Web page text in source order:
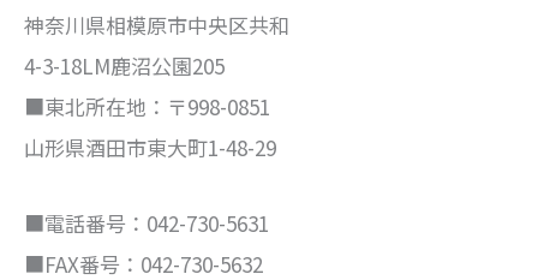
神奈川県相模原市中央区共和
4-3-18LM鹿沼公園205
■東北所在地：〒998-0851
山形県酒田市東大町1-48-29
■電話番号：042-730-5631
■FAX番号：042-730-5632